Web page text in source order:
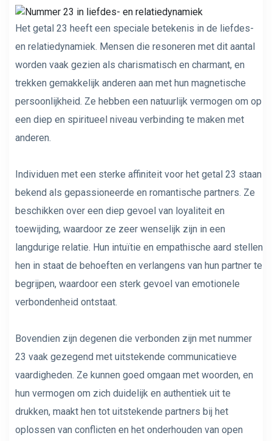
Het getal 23 heeft een speciale betekenis in de liefdes-
en relatiedynamiek. Mensen die resoneren met dit aantal
worden vaak gezien als charismatisch en charmant, en
trekken gemakkelijk anderen aan met hun magnetische
persoonlijkheid. Ze hebben een natuurlijk vermogen om op
een diep en spiritueel niveau verbinding te maken met
anderen.
Individuen met een sterke affiniteit voor het getal 23 staan
​​bekend als gepassioneerde en romantische partners. Ze
beschikken over een diep gevoel van loyaliteit en
toewijding, waardoor ze zeer wenselijk zijn in een
langdurige relatie. Hun intuïtie en empathische aard stellen
hen in staat de behoeften en verlangens van hun partner te
begrijpen, waardoor een sterk gevoel van emotionele
verbondenheid ontstaat.
Bovendien zijn degenen die verbonden zijn met nummer
23 vaak gezegend met uitstekende communicatieve
vaardigheden. Ze kunnen goed omgaan met woorden, en
hun vermogen om zich duidelijk en authentiek uit te
drukken, maakt hen tot uitstekende partners bij het
oplossen van conflicten en het onderhouden van open